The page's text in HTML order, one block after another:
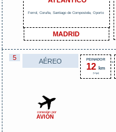
Ferrol, Coruña, Santiago de Compostela, Oporto
MADRID
5 AÉREO PEINADOR
12km
(Vigo)
conexión por
AVIÓN